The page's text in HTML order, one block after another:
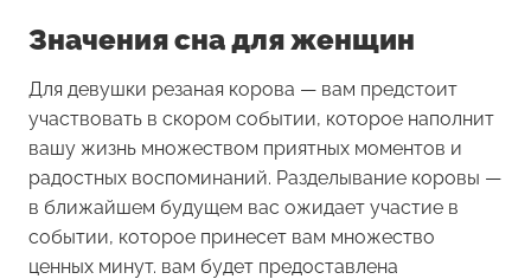
Значения сна для женщин
Для девушки резаная корова — вам предстоит
участвовать в скором событии, которое наполнит
вашу жизнь множеством приятных моментов и
радостных воспоминаний. Разделывание коровы —
в ближайшем будущем вас ожидает участие в
событии, которое принесет вам множество
ценных минут. вам будет предоставлена